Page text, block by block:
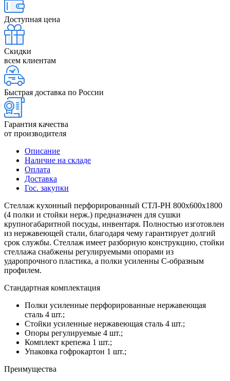
Доступная цена
Скидки
всем клиентам
Быстрая доставка по России
Гарантия качества
от производителя
Описание
Наличие на складе
Оплата
Доставка
Гос. закупки
Стеллаж кухонный перфорированный СТЛ-РН 800х600х1800
(4 полки и стойки нерж.) предназначен для сушки
крупногабаритной посуды, инвентаря. Полностью изготовлен
из нержавеющей стали, благодаря чему гарантирует долгий
срок службы. Стеллаж имеет разборную конструкцию, стойки
стеллажа снабжены регулируемыми опорами из
ударопрочного пластика, а полки усиленны С-образным
профилем.
Стандартная комплектация
Полки усиленные перфорированные нержавеющая
сталь 4 шт.;
Стойки усиленные нержавеющая сталь 4 шт.;
Опоры регулируемые 4 шт.;
Комплект крепежа 1 шт.;
Упаковка гофрокартон 1 шт.;
Преимущества